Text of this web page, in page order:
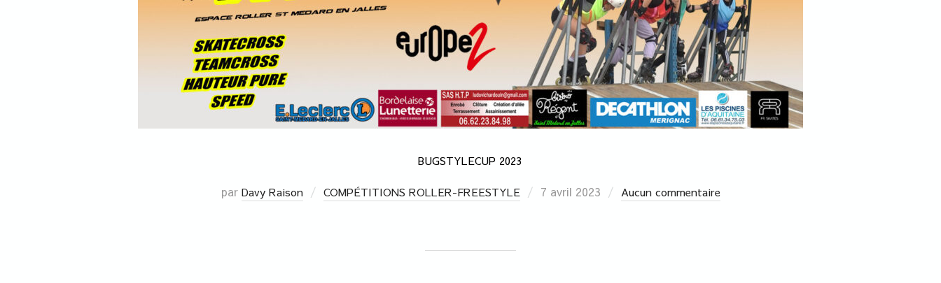
BUGSTYLECUP 2023
par Davy Raison COMPÉTITIONS ROLLER-FREESTYLE 7 avril 2023 Aucun commentaire